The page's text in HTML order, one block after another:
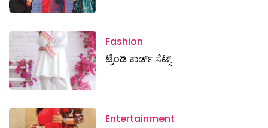
Fashion
ಟ್ರೆಂಡಿ ಕಾರ್ಡ್‌ ಸೆಟ್ಸ್
Entertainment